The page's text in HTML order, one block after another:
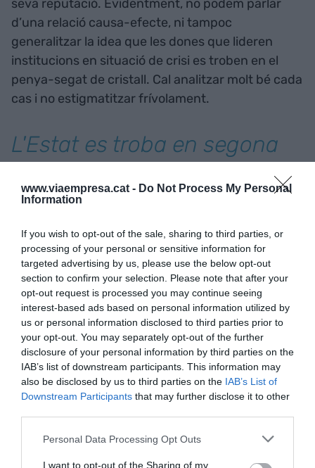
www.viaempresa.cat - Do Not Process My Personal
Information
If you wish to opt-out of the sale, sharing to third parties, or
processing of your personal or sensitive information for
targeted advertising by us, please use the below opt-out
section to confirm your selection. Please note that after your
opt-out request is processed you may continue seeing
interest-based ads based on personal information utilized by
us or personal information disclosed to third parties prior to
your opt-out. You may separately opt-out of the further
disclosure of your personal information by third parties on the
IAB’s list of downstream participants. This information may
also be disclosed by us to third parties on the IAB’s List of
Downstream Participants that may further disclose it to other
Personal Data Processing Opt Outs
I want to opt-out of the Sharing of my
seva reputació. Evidentment, no podem parlar
d’una relació causa-efecte, ni tampoc
generalitzar la idea que les dones que lideren
institucions en situació de crisi es troben en el
penya-segat de cristall. Cal analitzar molt bé cada
cas i no estigmatitzar frívolament.
L'Estat es troba en segona
posició en el rànquing de
països europeus amb més
proporció de dones
directives, amb un 38%
La discriminació de les dones per ocupar
posicions directives en moments en què
l'empresa gaudeix de salut, es troba estable i en
ple creixement, no tan sols comporta la pèrdua
d’un talent altament qualificat, sinó que limita la
generació de líders, perpetua ambients on es
reiteren patrons culturals reblits de prejudicis, i es
processos i d’increment de la productivitat.